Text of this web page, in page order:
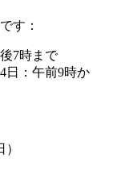
す：
7時まで
日：午前9時か